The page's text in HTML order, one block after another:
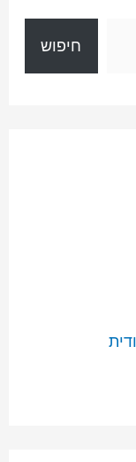
חיפוש